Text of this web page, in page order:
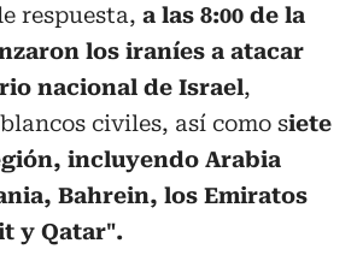
respuesta, a las 8:00 de la
los iraníes a atacar
nacional de Israel,
civiles, así como siete
incluyendo Arabia
Bahrein, los Emiratos
y Qatar".